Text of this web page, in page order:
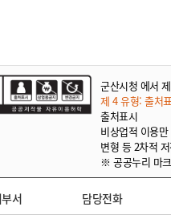
군산시청 에서
제 4 유형: 출처
출처표시
비상업적 이용만
변형 등 2차적
※ 공공누리 마
서 담당전화